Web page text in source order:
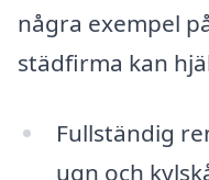
några exempel
städfirma kan
Fullständig
ugn och